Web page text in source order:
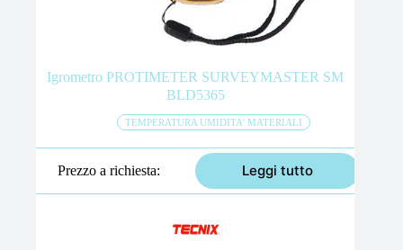
Igrometro PROTIMETER SURVEYMASTER SM
BLD5365
TEMPERATURA UMIDITA' MATERIALI
Prezzo a richiesta Leggi tutto